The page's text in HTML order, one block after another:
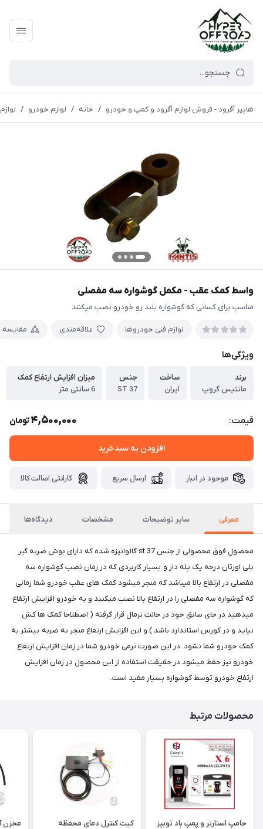
هایپر آفرود - فروش لوازم آفرود و کمپ و خودرو / خانه / لوازم خودرو /
واسط کمک عقب - مکمل گوشواره سه مفصلی
مناسب برای کسانی که گوشواره بلند رو خودرو نصب میکنند
لوازم فنی خودروها علاقه‌مندی مقایسه
ویژگی‌ها
برند
مانتیس گروپ
ساخت
ایران
جنس
ST 37
میزان افزایش ارتفاع کمک
6 سانتی متر
قیمت: 4,500,000تومان
افزودن به سبدخرید
موجود در انبار ارسال سریع گارانتی اصالت کالا
معرفی سایر توضیحات مشخصات دیدگاه‌ها
محصول فوق محصولی از جنس st 37 گالوانیزه شده که دارای بوش ضربه گیر
پلی اورتان درجه یک پله دار و بسیار کاربردی که در زمان نصب گوشواره سه
مفصلی در ارتفاع بالا میباشد که منجر میشود کمک های عقب خودرو شما زمانی
که گوشواره سه مفصلی را در ارتفاع بالا نصب میکنید و به خودرو افزایش ارتفاع
میدهید در جای سابق خود در حالت نرمال قرار گرفته ( اصطلاحا کمک ها کش
نیاید و در کورس استاندارد باشد ) و این افزایش ارتفاع منجر به ضربه بیشتر به
کمک خودرو شما نشود. در این صورت نرمی خودرو شما در زمان افزایش ارتفاع
خودرو نیز حفظ میشود.در حقیقت استفاده از این محصول در زمان افزایش
ارتفاع خودرو توسط گوشواره بسیار مفید است.
محصولات مرتبط
جامپ استارتر و پمپ باد توبیز
کیت کنترل دمای محفظه